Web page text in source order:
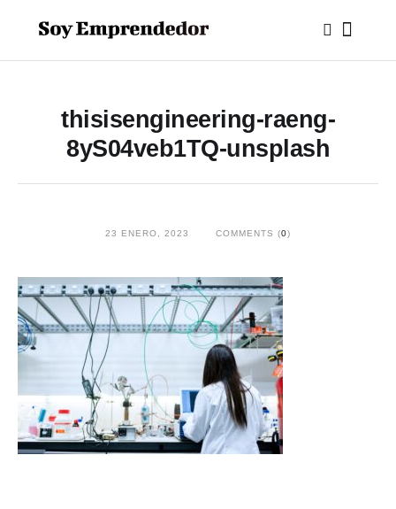
thisisengineering-raeng-
8yS04veb1TQ-unsplash
23 ENERO, 2023 COMMENTS (0)